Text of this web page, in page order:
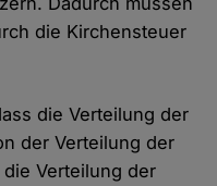
die Kirchensteuer
die Verteilung der
der Verteilung der
Verteilung der